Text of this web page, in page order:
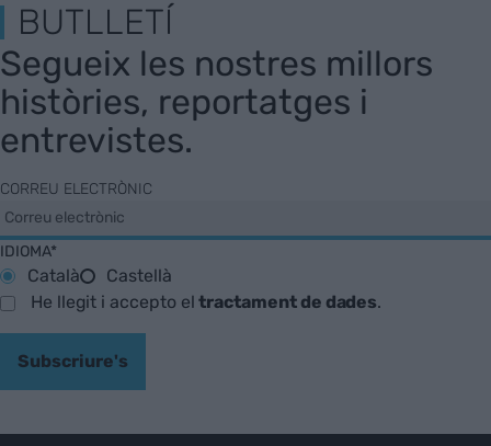
BUTLLETÍ
Segueix les nostres millors
històries, reportatges i
entrevistes.
CORREU ELECTRÒNIC
IDIOMA*
Català
Castellà
He llegit i accepto eltractament de dades.
Subscriure's